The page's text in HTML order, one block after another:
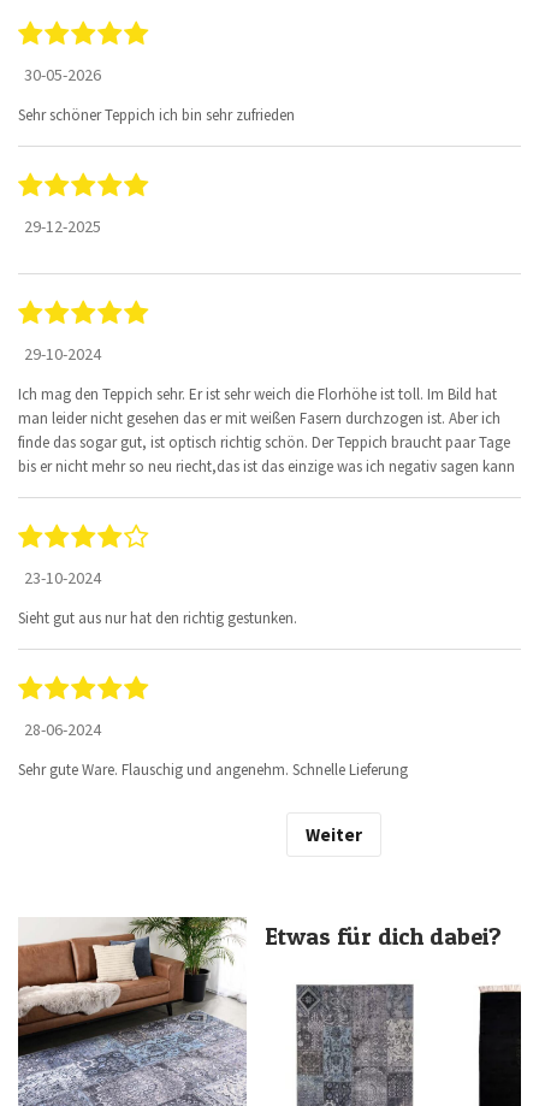
30-05-2026
Sehr schöner Teppich ich bin sehr zufrieden
29-12-2025
29-10-2024
Ich mag den Teppich sehr. Er ist sehr weich die Florhöhe ist toll. Im Bild hat
man leider nicht gesehen das er mit weißen Fasern durchzogen ist. Aber ich
finde das sogar gut, ist optisch richtig schön. Der Teppich braucht paar Tage
bis er nicht mehr so neu riecht,das ist das einzige was ich negativ sagen kann
23-10-2024
Sieht gut aus nur hat den richtig gestunken.
28-06-2024
Sehr gute Ware. Flauschig und angenehm. Schnelle Lieferung
Weiter
Etwas für dich dabei?